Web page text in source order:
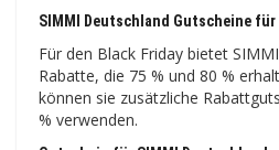
SIMMI Deutschland Gutscheine für
Für den Black Friday bietet
Rabatte, die 75 % und 80 %
können sie zusätzliche
% verwenden.